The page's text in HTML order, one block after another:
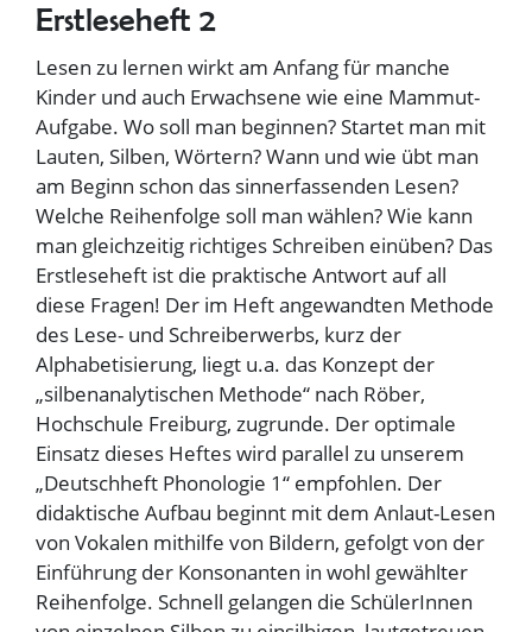
Erstleseheft 2
Lesen zu lernen wirkt am Anfang für manche
Kinder und auch Erwachsene wie eine Mammut-
Aufgabe. Wo soll man beginnen? Startet man mit
Lauten, Silben, Wörtern? Wann und wie übt man
am Beginn schon das sinnerfassenden Lesen?
Welche Reihenfolge soll man wählen? Wie kann
man gleichzeitig richtiges Schreiben einüben? Das
Erstleseheft ist die praktische Antwort auf all
diese Fragen! Der im Heft angewandten Methode
des Lese- und Schreiberwerbs, kurz der
Alphabetisierung, liegt u.a. das Konzept der
„silbenanalytischen Methode“ nach Röber,
Hochschule Freiburg, zugrunde. Der optimale
Einsatz dieses Heftes wird parallel zu unserem
„Deutschheft Phonologie 1“ empfohlen. Der
didaktische Aufbau beginnt mit dem Anlaut-Lesen
von Vokalen mithilfe von Bildern, gefolgt von der
Einführung der Konsonanten in wohl gewählter
Reihenfolge. Schnell gelangen die SchülerInnen